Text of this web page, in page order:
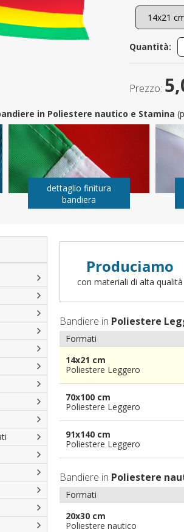
Quantità:
Prezzo:
in Poliestere nautico e Stamina
dettaglio finitura
bandiera
Produciamo
con materiali di alta qualità
Bandiere in Poliestere
Formati
14x21 cm
Poliestere Leggero
70x100 cm
Poliestere Leggero
91x140 cm
Poliestere Leggero
Bandiere in Poliestere
Formati
20x30 cm
Poliestere nautico